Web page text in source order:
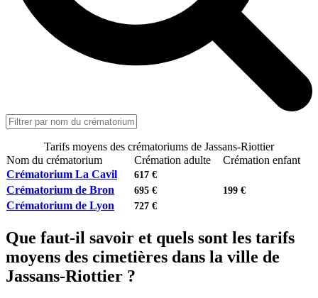
Tarifs moyens des crématoriums de Jassans-Riottier
Nom du crématorium
Crémation adulte
Crémation enfant
Crématorium La Cavil
617 €
Crématorium de Bron 695 € 199 €
Crématorium de Lyon 727 €
Que faut-il savoir et quels sont les tarifs
moyens des cimetières dans la ville de
Jassans-Riottier ?